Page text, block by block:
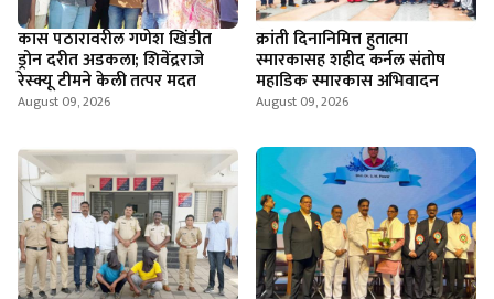
कास पठारावरील गणेश खिंडीत
ड्रोन दरीत अडकला; शिवेंद्रराजे
रेस्क्यू टीमने केली तत्पर मदत
August 09, 2026
क्रांती दिनानिमित्त हुतात्मा
स्मारकासह शहीद कर्नल संतोष
महाडिक स्मारकास अभिवादन
August 09, 2026